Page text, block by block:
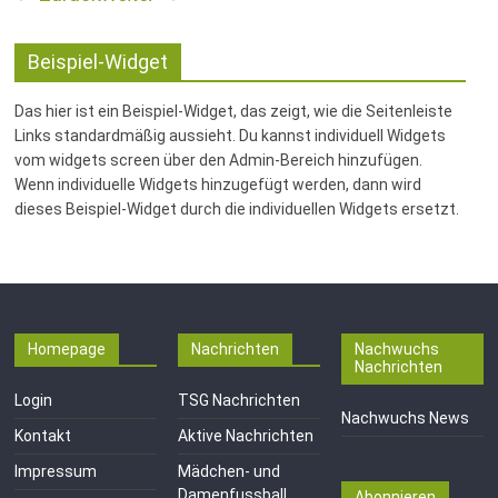
Beispiel-Widget
Das hier ist ein Beispiel-Widget, das zeigt, wie die Seitenleiste
Links standardmäßig aussieht. Du kannst individuell Widgets
vom widgets screen über den Admin-Bereich hinzufügen.
Wenn individuelle Widgets hinzugefügt werden, dann wird
dieses Beispiel-Widget durch die individuellen Widgets ersetzt.
Homepage
Login
Kontakt
Impressum
Nachrichten
TSG Nachrichten
Aktive Nachrichten
Mädchen- und
Nachwuchs
Nachrichten
Nachwuchs News